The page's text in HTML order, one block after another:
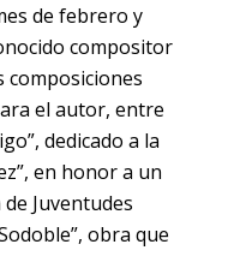
de febrero y
compositor
composiciones
el autor, entre
dedicado a la
en honor a un
Juventudes
obra que